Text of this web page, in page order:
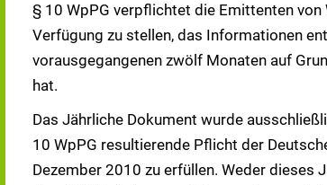
§ 10 WpPG verpflichtet die Emittenten
Verfügung zu stellen, das Informationen
vorausgegangenen zwölf Monaten auf
hat.
Das Jährliche Dokument wurde
10 WpPG resultierende Pflicht der
Dezember 2010 zu erfüllen. Weder dieses